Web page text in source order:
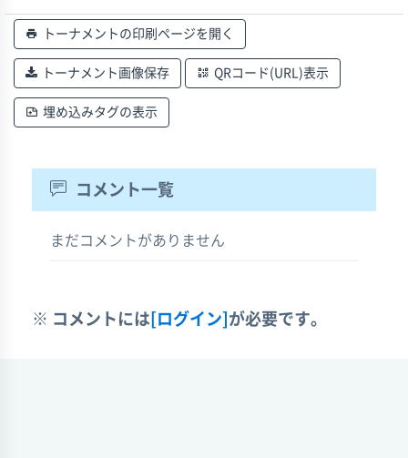
トーナメントの印刷ページを開く
トーナメント画像保存 QRコード(URL)表示
埋め込みタグの表示
コメント一覧
まだコメントがありません
※ コメントには [ログイン] が必要です。